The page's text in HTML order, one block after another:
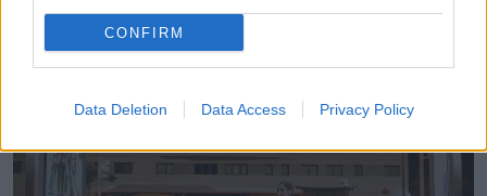
CONFIRM
Data Deletion Data Access Privacy Policy